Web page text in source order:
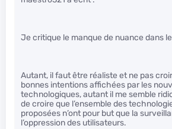
Je critique le manque de nuance dans
Autant, il faut être réaliste et ne pas
bonnes intentions affichées par les
technologiques, autant il me semble
de croire que l’ensemble des
proposées n’ont pour but que la
l’oppression des utilisateurs.